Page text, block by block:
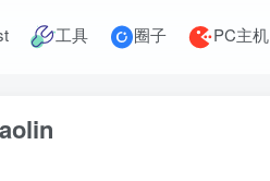
工具 圈子 PC主机